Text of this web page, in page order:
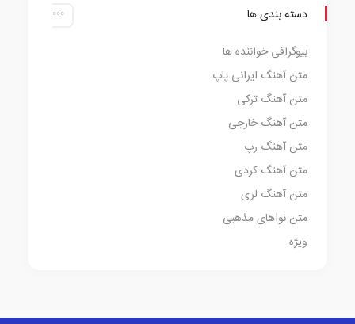
دسته بندی ها
بیوگرافی خواننده ها
متن آهنگ ایرانی پاپ
متن آهنگ ترکی
متن آهنگ خارجی
متن آهنگ رپ
متن آهنگ کردی
متن آهنگ لری
متن نواهای مذهبی
ویژه